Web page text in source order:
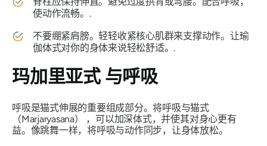
使动作流畅。.
不要绷紧肩膀。轻轻收紧核心肌群来支撑动作。让瑜
伽体式对你的身体来说轻松舒适。.
玛加里亚式与呼吸
呼吸是猫式伸展的重要组成部分。将呼吸与猫式
（Marjaryasana）
，可以加深体式，并使其对身心更有
益。像跳舞一样，将呼吸与动作同步，让身体放松。